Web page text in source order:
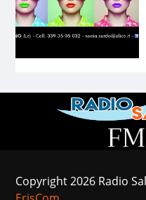
FM
Copyright 2026 Radio